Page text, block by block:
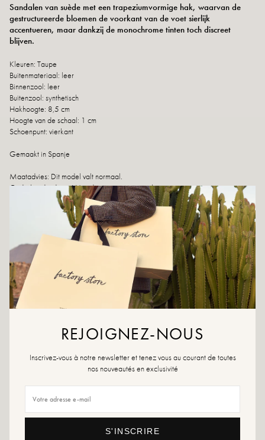
Sandalen van suède met een trapeziumvormige hak, waarvan de
gestructureerde bloemen de voorkant van de voet sierlijk
accentueren, maar dankzij de monochrome tinten toch discreet
blijven.
Kleuren: Taupe
Buitenmateriaal: leer
Binnenzool: leer
Buitenzool: synthetisch
Hakhoogte: 8,5 cm
Hoogte van de schaal: 1 cm
Schoenpunt: vierkant
Gemaakt in Spanje
Maatadvies: Dit model valt normaal.
Onderhoudsadvies: Wij adviseren u om uw schoenen te impregneren met een
speciaal product of een spray voor meerdere materialen. Deze zijn in alle
gevallen geschikt.
Als uw maat niet meer beschikbaar is, aarzel dan niet om een melding te
maken
snelle levering
REJOIGNEZ-NOUS
Inscrivez-vous à notre newsletter et tenez vous au courant de toutes
nos nouveautés en exclusivité
S'INSCRIRE